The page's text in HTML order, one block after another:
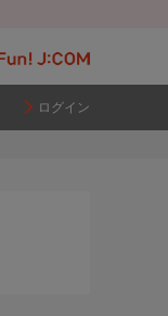
ログイン